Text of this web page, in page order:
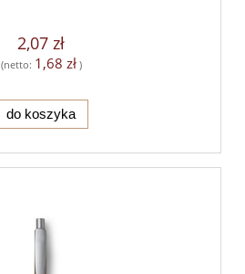
2,07 zł
(netto: 1,68 zł)
do koszyka